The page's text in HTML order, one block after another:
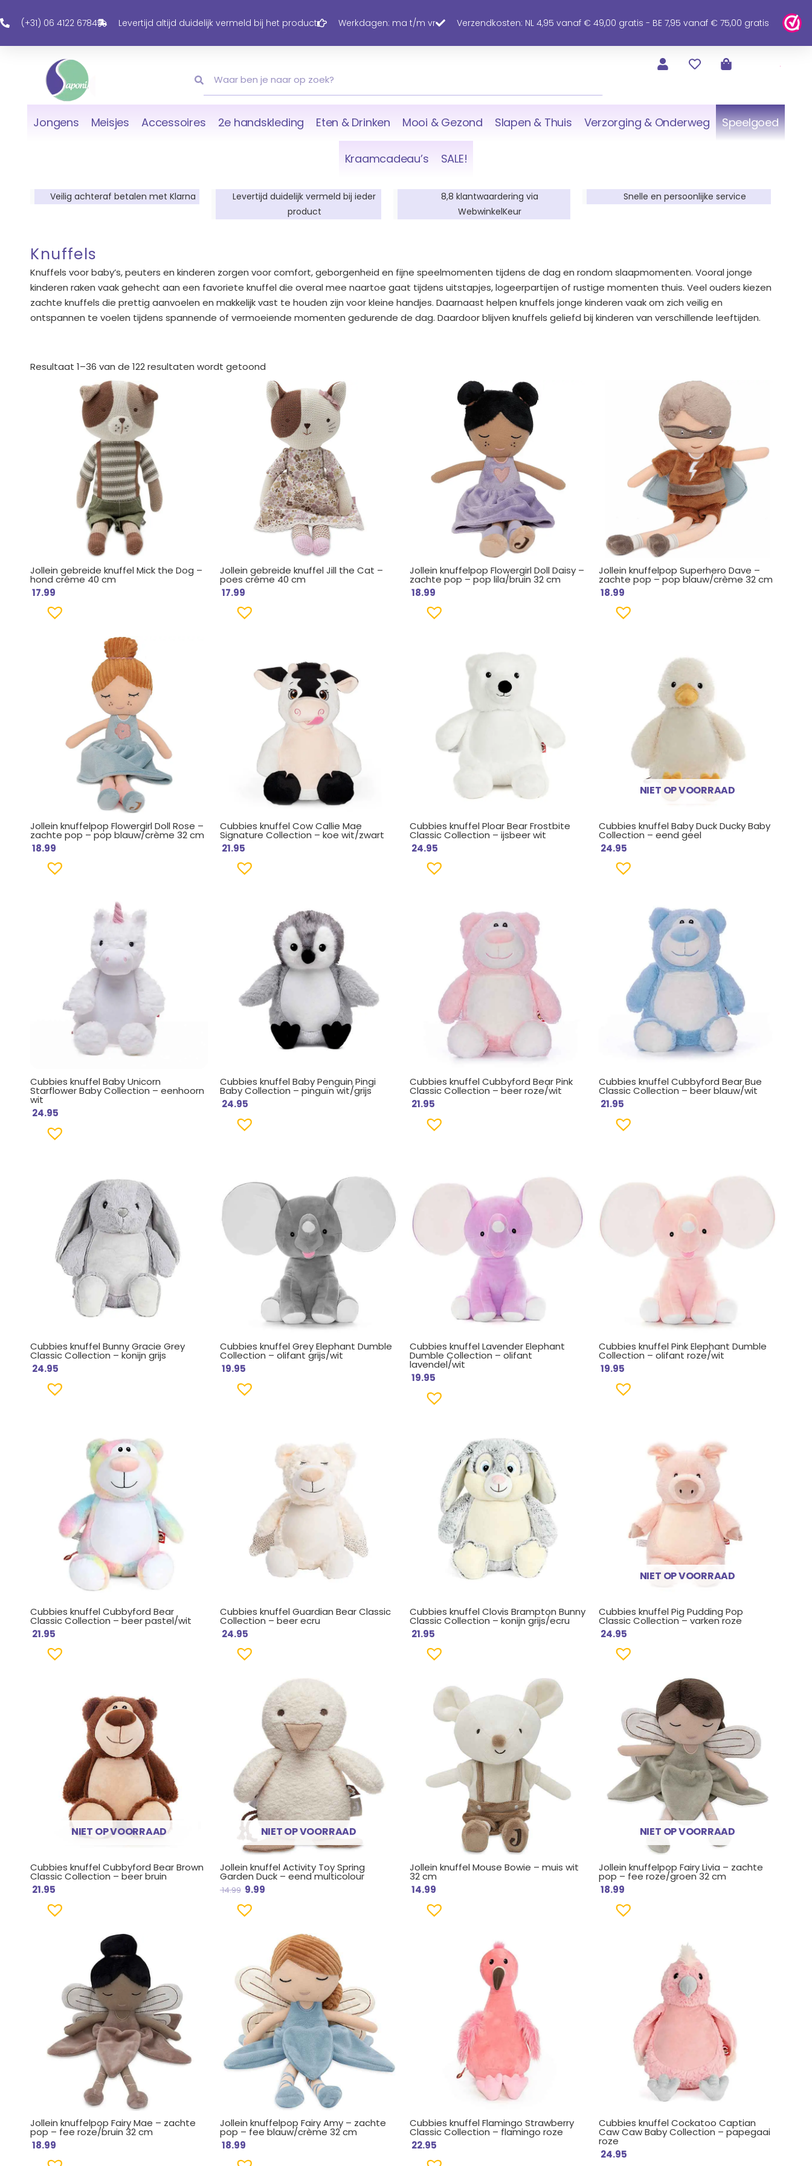
Naar
Inhoud
(+31) 06 4122 6784 Levertijd altijd duidelijk vermeld bij het product Werkdagen: ma t/m vr Verzendkosten: NL 4,95 vanaf € 49,00 gratis - BE 7,95 vanaf € 75,00 gratis
Jongens Meisjes Accessoires 2e handskleding Eten & Drinken Mooi & Gezond Slapen & Thuis Verzorging & Onderweg Speelgoed
Kraamcadeau’s SALE!
Veilig achteraf betalen met Klarna
Levertijd duidelijk vermeld bij ieder
product
8,8 klantwaardering via
WebwinkelKeur
Snelle en persoonlijke service
Knuffels
Knuffels voor baby’s, peuters en kinderen zorgen voor comfort, geborgenheid en fijne speelmomenten tijdens de dag en rondom slaapmomenten. Vooral jonge
kinderen raken vaak gehecht aan een favoriete knuffel die overal mee naartoe gaat tijdens uitstapjes, logeerpartijen of rustige momenten thuis. Veel ouders kiezen
zachte knuffels die prettig aanvoelen en makkelijk vast te houden zijn voor kleine handjes. Daarnaast helpen knuffels jonge kinderen vaak om zich veilig en
ontspannen te voelen tijdens spannende of vermoeiende momenten gedurende de dag. Daardoor blijven knuffels geliefd bij kinderen van verschillende leeftijden.
Resultaat 1–36 van de 122 resultaten wordt getoond
Jollein gebreide knuffel Mick the Dog –
hond créme 40 cm
17.99
Jollein gebreide knuffel Jill the Cat –
poes créme 40 cm
17.99
Jollein knuffelpop Flowergirl Doll Daisy –
zachte pop – pop lila/bruin 32 cm
18.99
Jollein knuffelpop Superhero Dave –
zachte pop – pop blauw/crème 32 cm
18.99
Jollein knuffelpop Flowergirl Doll Rose –
zachte pop – pop blauw/crème 32 cm
18.99
Cubbies knuffel Cow Callie Mae
Signature Collection – koe wit/zwart
21.95
Cubbies knuffel Ploar Bear Frostbite
Classic Collection – ijsbeer wit
24.95
NIET OP VOORRAAD
Cubbies knuffel Baby Duck Ducky Baby
Collection – eend geel
24.95
Cubbies knuffel Baby Unicorn
Starflower Baby Collection – eenhoorn
wit
24.95
Cubbies knuffel Baby Penguin Pingi
Baby Collection – pinguïn wit/grijs
24.95
Cubbies knuffel Cubbyford Bear Pink
Classic Collection – beer roze/wit
21.95
Cubbies knuffel Cubbyford Bear Bue
Classic Collection – beer blauw/wit
21.95
Cubbies knuffel Bunny Gracie Grey
Classic Collection – konijn grijs
24.95
Cubbies knuffel Grey Elephant Dumble
Collection – olifant grijs/wit
19.95
Cubbies knuffel Lavender Elephant
Dumble Collection – olifant
lavendel/wit
19.95
Cubbies knuffel Pink Elephant Dumble
Collection – olifant roze/wit
19.95
Cubbies knuffel Cubbyford Bear
Classic Collection – beer pastel/wit
21.95
Cubbies knuffel Guardian Bear Classic
Collection – beer ecru
24.95
Cubbies knuffel Clovis Brampton Bunny
Classic Collection – konijn grijs/ecru
21.95
NIET OP VOORRAAD
Cubbies knuffel Pig Pudding Pop
Classic Collection – varken roze
24.95
NIET OP VOORRAAD
Cubbies knuffel Cubbyford Bear Brown
Classic Collection – beer bruin
21.95
NIET OP VOORRAAD
Jollein knuffel Activity Toy Spring
Garden Duck – eend multicolour
14.99
Oorspronkelijke
was:
€ 14.99.
9.99
Huidige
prijs
is:
€ 9.99.
Jollein knuffel Mouse Bowie – muis wit
32 cm
14.99
NIET OP VOORRAAD
Jollein knuffelpop Fairy Livia – zachte
pop – fee roze/groen 32 cm
18.99
Jollein knuffelpop Fairy Mae – zachte
pop – fee roze/bruin 32 cm
18.99
Jollein knuffelpop Fairy Amy – zachte
pop – fee blauw/crème 32 cm
18.99
Cubbies knuffel Flamingo Strawberry
Classic Collection – flamingo roze
22.95
Cubbies knuffel Cockatoo Captian
Caw Caw Baby Collection – papegaai
roze
24.95